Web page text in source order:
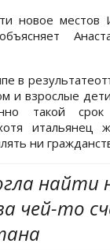
новое
в
и взрослые
такой срок
ни
найти
чей-то